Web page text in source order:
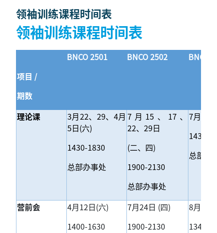
领袖训练课程时间表
领袖训练课程时间表
项目 /
期数
BNCO 2501 BNCO 2502 BNCO
理论课 3月22、29、4月
5日(六)
1430-1830
总部办事处
7 月15、17、
22、29日
(二、四)
1900-2130
总部办事处
7月12
1430-
总部办
营前会 4月12日(六)
1400-1630
7月24日 (四)
1900-2130
8月2日
1345-